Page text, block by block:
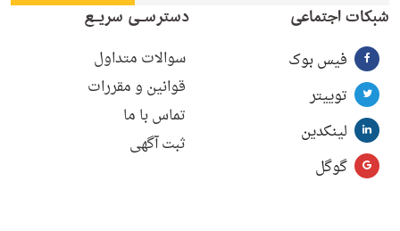
شبکات اجتماعی
فیس بوک
توییتر
لینکدین
گوگل
دسترسـی سریـع
سوالات متداول
قوانین و مقررات
تماس با ما
ثبت آگهی